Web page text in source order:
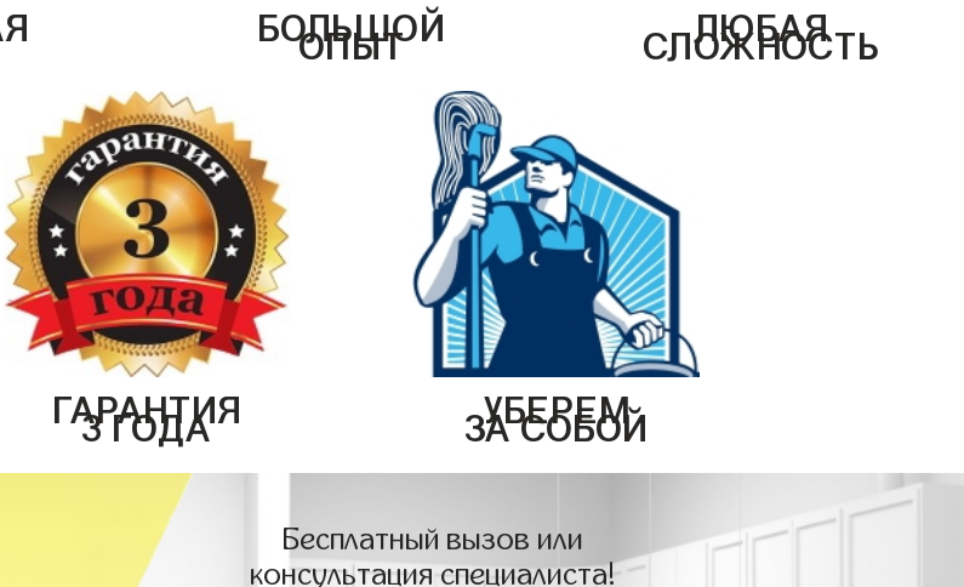
БОЛЬШОЙ
ОПЫТ ЛЮБАЯ
СЛОЖНОСТЬ
ГАРАНТИЯ
3 ГОДА УБЕРЕМ
ЗА СОБОЙ
Бесплатный вызов или
консультация специалиста!